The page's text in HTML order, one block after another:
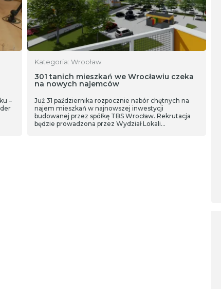
–
Kategoria: Wrocław
301 tanich mieszkań we Wrocławiu czeka
na nowych najemców
Już 31 października rozpocznie nabór chętnych na
najem mieszkań w najnowszej inwestycji
budowanej przez spółkę TBS Wrocław. Rekrutacja
będzie prowadzona przez Wydział Lokali